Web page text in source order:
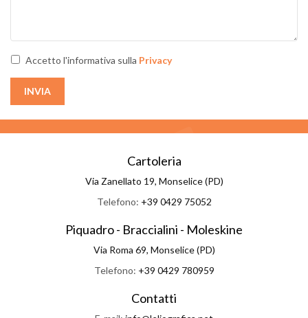
Accetto l'informativa sulla Privacy
INVIA
Cartoleria
Via Zanellato 19, Monselice (PD)
Telefono: +39 0429 75052
Piquadro - Braccialini - Moleskine
Via Roma 69, Monselice (PD)
Telefono: +39 0429 780959
Contatti